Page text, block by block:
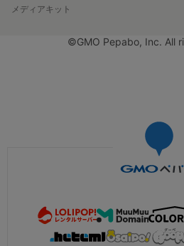
メディアキット
©GMO Pepabo, Inc. All